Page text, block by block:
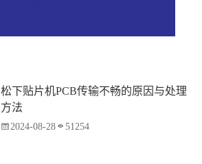
松下贴片机PCB传输不畅的原因与处理
方法
2024-08-28 51254